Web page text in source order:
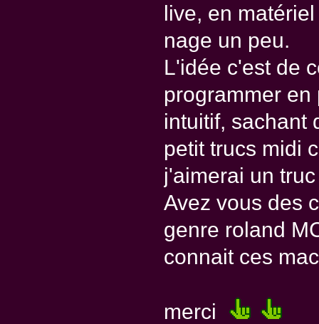
live, en
nage un peu.
L'idée c'est de
programmer
intuitif, sachant
petit trucs midi
j'aimerai un
Avez vous des
genre roland
connait ces
merci